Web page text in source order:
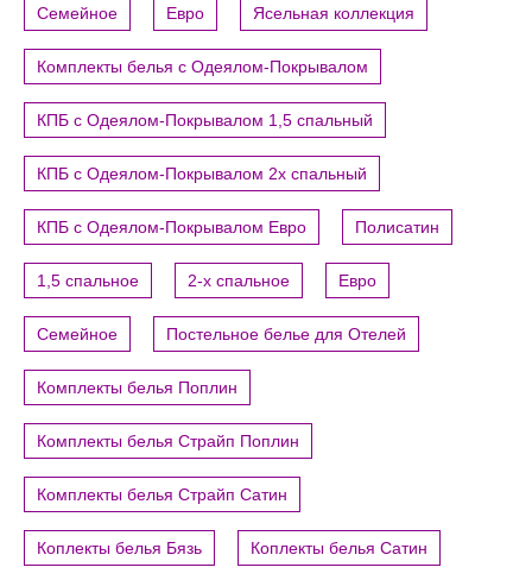
Семейное Евро Ясельная коллекция
Комплекты белья с Одеялом-Покрывалом
КПБ с Одеялом-Покрывалом 1,5 спальный
КПБ с Одеялом-Покрывалом 2х спальный
КПБ с Одеялом-Покрывалом Евро Полисатин
1,5 спальное 2-х спальное Евро
Семейное Постельное белье для Отелей
Комплекты белья Поплин
Комплекты белья Страйп Поплин
Комплекты белья Страйп Сатин
Коплекты белья Бязь Коплекты белья Сатин